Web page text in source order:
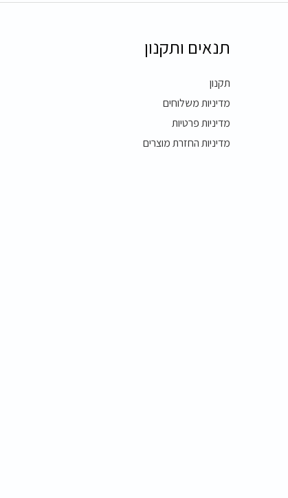
תנאים ותקנון
תקנון
מדיניות משלוחים
מדיניות פרטיות
מדיניות החזרת מוצרים